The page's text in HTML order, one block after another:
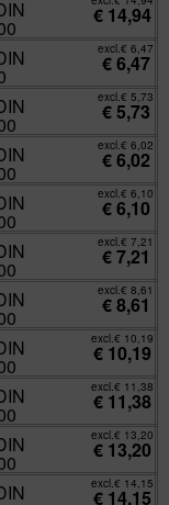
€ 14,94
excl.€ 6,47
€6,47
excl.€ 5,73
€5,73
excl.€ 6,02
€6,02
excl.€ 6,10
€6,10
excl.€ 7,21
€7,21
excl.€ 8,61
€8,61
excl.€ 10,19
€ 10,19
excl.€ 11,38
€ 11,38
excl.€ 13,20
€ 13,20
excl.€ 14,15
€ 14,15